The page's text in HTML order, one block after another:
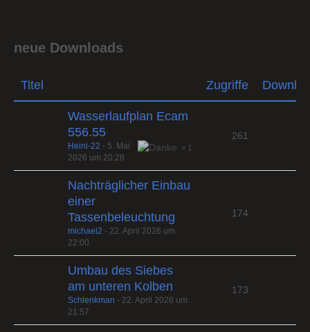
neue Downloads
Titel Zugriffe
Wasserlaufplan Ecam
556.55
1
Heini-22 - 5. Mai
2026 um 20:28
261
Nachträglicher Einbau
einer
Tassenbeleuchtung
michael2 - 22. April 2026 um
22:00
174
Umbau des Siebes
am unteren Kolben
Schlenkman - 22. April 2026 um
21:57
173